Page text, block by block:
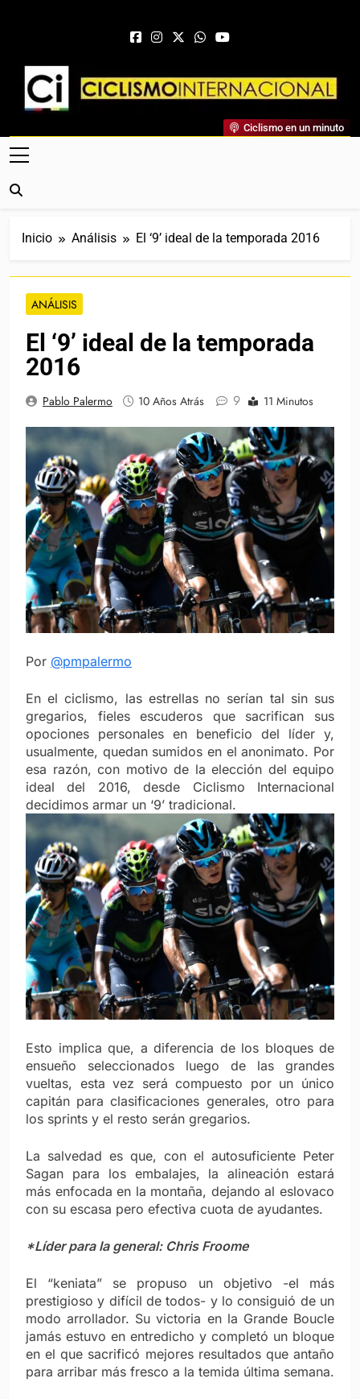
Ciclismo Internacional
Web Dedicada Al Ciclismo Mundial. Entrevistas, Análisis,
Crónicas, Previas Y Más. La Web Ciclista De Referencia.
Ciclismo en un minuto
Inicio Análisis El ‘9’ ideal de la temporada 2016
ANÁLISIS
El ‘9’ ideal de la temporada
2016
Pablo Palermo 10 Años Atrás 9 11 Minutos
Por @pmpalermo
En el ciclismo, las estrellas no serían tal sin sus
gregarios, fieles escuderos que sacrifican sus
opociones personales en beneficio del líder y,
usualmente, quedan sumidos en el anonimato. Por
esa razón, con motivo de la elección del equipo
ideal del 2016, desde Ciclismo Internacional
decidimos armar un ‘9’ tradicional.
Esto implica que, a diferencia de los bloques de
ensueño seleccionados luego de las grandes
vueltas, esta vez será compuesto por un único
capitán para clasificaciones generales, otro para
los sprints y el resto serán gregarios.
La salvedad es que, con el autosuficiente Peter
Sagan para los embalajes, la alineación estará
más enfocada en la montaña, dejando al eslovaco
con su escasa pero efectiva cuota de ayudantes.
*Líder para la general: Chris Froome
El “keniata” se propuso un objetivo -el más
prestigioso y difícil de todos- y lo consiguió de un
modo arrollador. Su victoria en la Grande Boucle
jamás estuvo en entredicho y completó un bloque
en el que sacrificó mejores resultados que antaño
para arribar más fresco a la temida última semana.